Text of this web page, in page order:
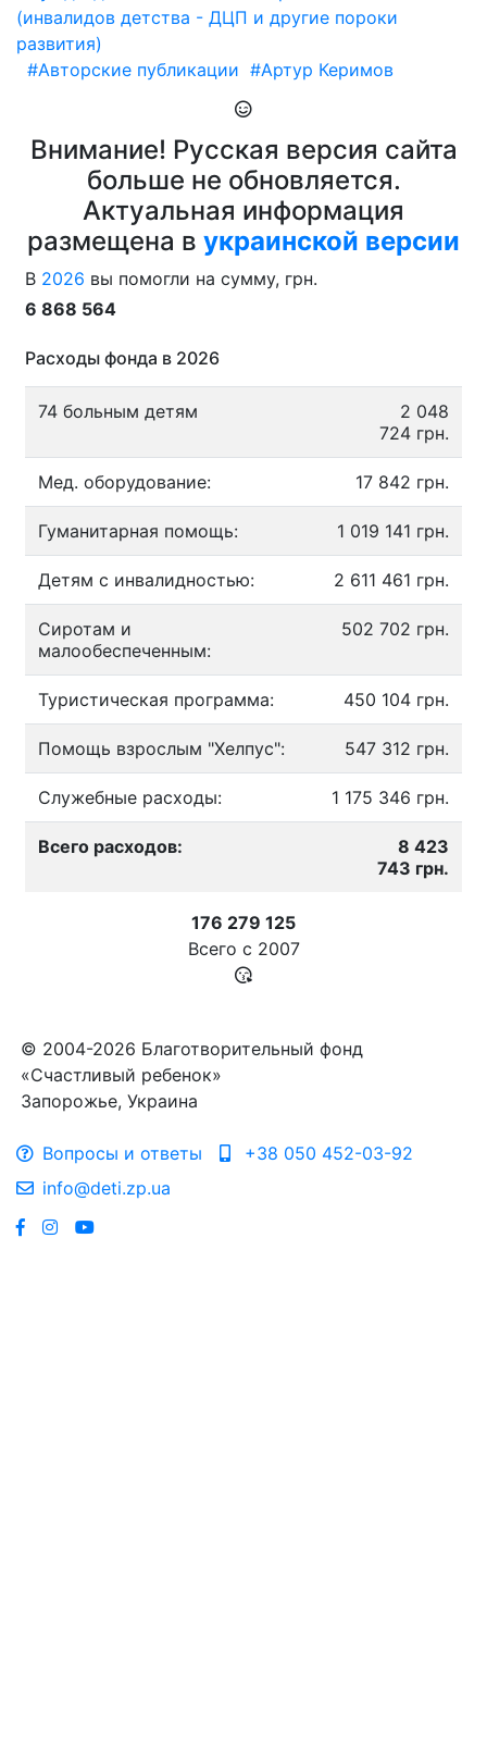
(инвалидов детства - ДЦП и другие пороки
развития)
#Авторские публикации #Артур Керимов
Внимание! Русская версия сайта
больше не обновляется.
Актуальная информация
размещена в украинской версии
В 2026 вы помогли на сумму, грн.
6 868 564
Расходы фонда в 2026
74 больным детям
2 048
724 грн.
Мед. оборудование: 17 842 грн.
Гуманитарная помощь: 1 019 141 грн.
Детям с инвалидностью: 2 611 461 грн.
Сиротам и
малообеспеченным:
502 702 грн.
Туристическая программа: 450 104 грн.
Помощь взрослым "Хелпус": 547 312 грн.
Служебные расходы: 1 175 346 грн.
Всего расходов:
8 423
743 грн.
176 279 125
Всего с 2007
© 2004-2026 Благотворительный фонд
«Счастливый ребенок»
Запорожье, Украина
Вопросы и ответы
+38 050 452-03-92
info@deti.zp.ua